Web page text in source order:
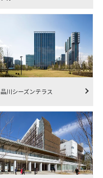
品川シーズンテラス